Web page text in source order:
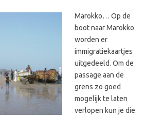
Marokko… Op de
boot naar Marokko
worden er
immigratiekaartjes
uitgedeeld. Om de
passage aan de
grens zo goed
mogelijk te laten
verlopen kun je die